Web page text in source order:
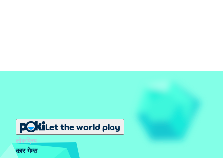
Let the world play
लोकप्रिय
कार गेम्स